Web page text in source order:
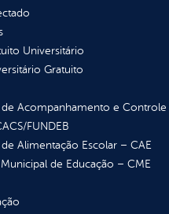
Universitário
Gratuito
Acompanhamento e Controle
FUNDEB
Alimentação Escolar – CAE
de Educação – CME